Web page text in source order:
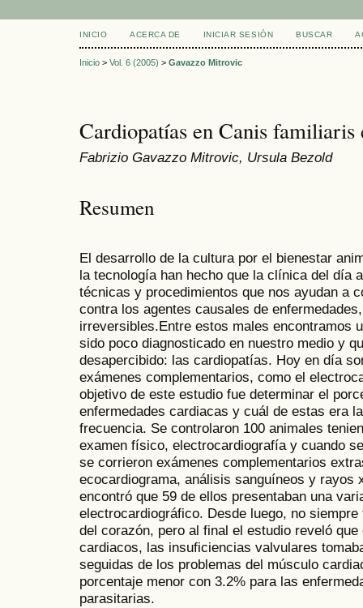
INICIO ACERCA DE INICIAR SESIÓN BUSCAR
Inicio > Vol. 6 (2005) > Gavazzo Mitrovic
Cardiopatías en Canis
Fabrizio Gavazzo Mitrovic, Ursula Bezold
Resumen
El desarrollo de la cultura por el bienestar
la tecnología han hecho que la clínica del día
técnicas y procedimientos que nos ayudan a
contra los agentes causales de
irreversibles.Entre estos males encontramos
sido poco diagnosticado en nuestro medio y
desapercibido: las cardiopatías. Hoy en día
exámenes complementarios, como el
objetivo de este estudio fue determinar el
enfermedades cardiacas y cuál de estas era
frecuencia. Se controlaron 100 animales
examen físico, electrocardiografía y cuando
se corrieron exámenes complementarios
ecocardiograma, análisis sanguíneos y rayos
encontró que 59 de ellos presentaban una
electrocardiográfico. Desde luego, no
del corazón, pero al final el estudio reveló
cardiacos, las insuficiencias valvulares
seguidas de los problemas del músculo
porcentaje menor con 3.2% para las
parasitarias.